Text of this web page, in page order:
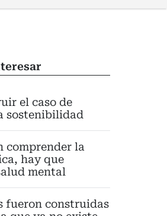
el caso de
sostenibilidad
comprender la
hay que
mental
fueron construidas